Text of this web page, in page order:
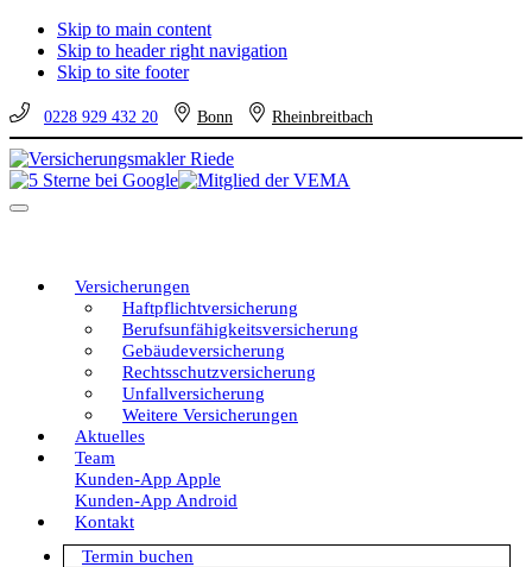
Skip to main content
Skip to header right navigation
Skip to site footer
0228 929 432 20 Bonn Rheinbreitbach
Versicherungsmakler
Riede
Versicherungen
vom
eine
Entscheidung!
Menu
Versicherungen
Haftpflichtversicherung
Berufsunfähigkeitsversicherung
Gebäudeversicherung
Rechtsschutzversicherung
Unfallversicherung
Weitere Versicherungen
Aktuelles
Team
Kunden-App Apple
Kunden-App Android
Kontakt
Termin buchen